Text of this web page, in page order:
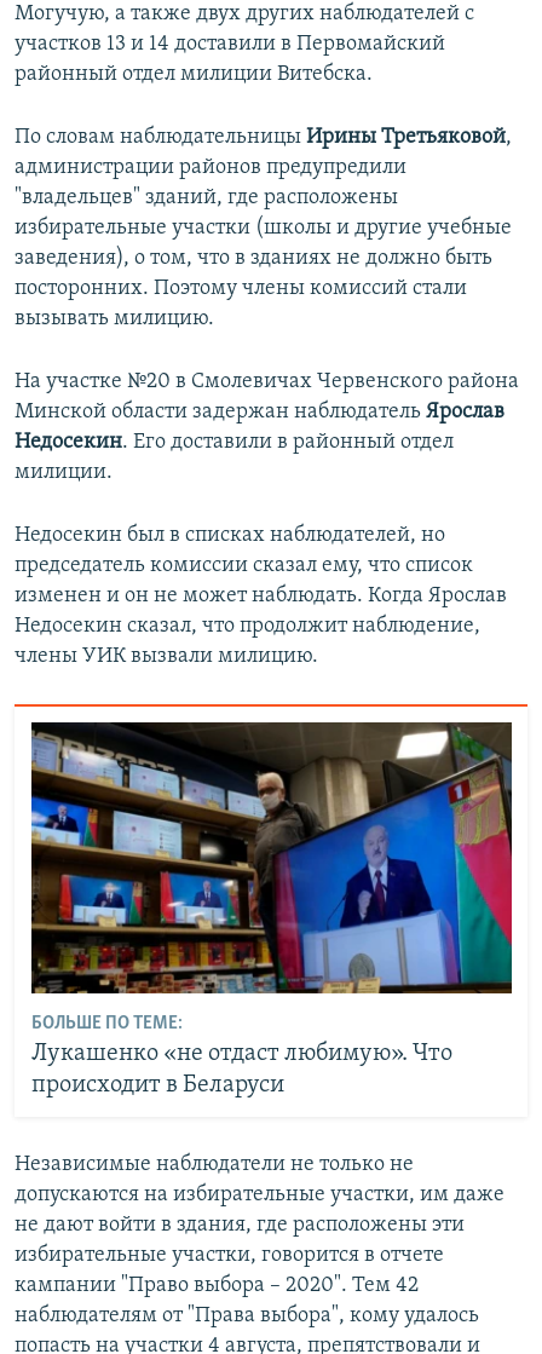
Могучую, а также двух других наблюдателей с
участков 13 и 14 доставили в Первомайский
районный отдел милиции Витебска.
По словам наблюдательницы Ирины Третьяковой,
администрации районов предупредили
"владельцев" зданий, где расположены
избирательные участки (школы и другие учебные
заведения), о том, что в зданиях не должно быть
посторонних. Поэтому члены комиссий стали
вызывать милицию.
На участке №20 в Смолевичах Червенского района
Минской области задержан наблюдатель Ярослав
Недосекин. Его доставили в районный отдел
милиции.
Недосекин был в списках наблюдателей, но
председатель комиссии сказал ему, что список
изменен и он не может наблюдать. Когда Ярослав
Недосекин сказал, что продолжит наблюдение,
члены УИК вызвали милицию.
БОЛЬШЕ ПО ТЕМЕ:
Лукашенко «не отдаст любимую». Что
происходит в Беларуси
Независимые наблюдатели не только не
допускаются на избирательные участки, им даже
не дают войти в здания, где расположены эти
избирательные участки, говорится в отчете
кампании "Право выбора – 2020". Тем 42
наблюдателям от "Права выбора", кому удалось
попасть на участки 4 августа, препятствовали и